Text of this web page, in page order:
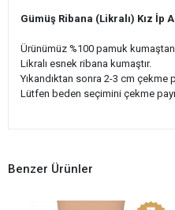
Gümüş Ribana (Likralı) Kız İp
Ürünümüz %100 pamuk
Likralı esnek ribana kumaştır.
Yıkandıktan sonra 2-3 cm çekme
Lütfen beden seçimini çekme
Benzer Ürünler